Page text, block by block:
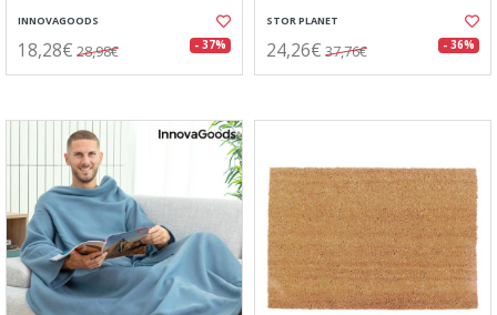
INNOVAGOODS
18,28€ 28,98€ - 37%
STOR PLANET
24,26€ 37,76€ - 36%